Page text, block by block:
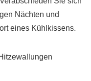
Nächten und
eines Kühlkissens.